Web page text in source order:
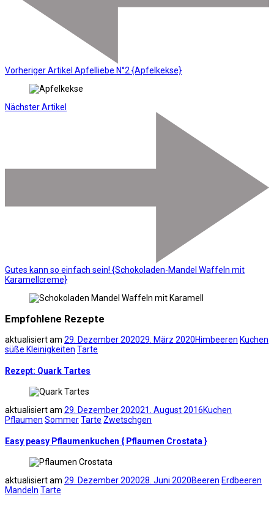
Vorheriger Artikel Apfelliebe N°2 {Apfelkekse}
Nächster Artikel
Gutes kann so einfach sein! {Schokoladen-Mandel Waffeln mit
Karamellcreme}
Empfohlene Rezepte
aktualisiert am 29. Dezember 202029. März 2020Himbeeren Kuchen
süße Kleinigkeiten Tarte
Rezept: Quark Tartes
aktualisiert am 29. Dezember 202021. August 2016Kuchen
Pflaumen SommerTarte Zwetschgen
Easy peasy Pflaumenkuchen { Pflaumen Crostata }
aktualisiert am 29. Dezember 202028. Juni 2020Beeren Erdbeeren
Mandeln Tarte